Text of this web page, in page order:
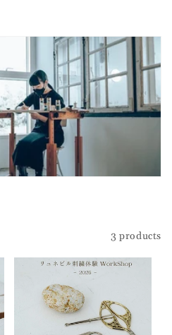
3 products